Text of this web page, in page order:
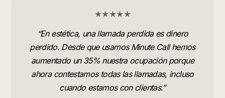
★★★★★
“En estética, una llamada perdida es dinero
perdido. Desde que usamos Minute Call hemos
aumentado un 35% nuestra ocupación porque
ahora contestamos todas las llamadas, incluso
cuando estamos con clientas.”